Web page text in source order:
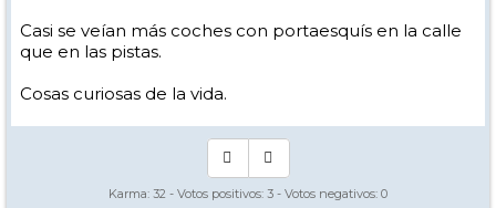
Casi se veían más coches con portaesquís en la calle
que en las pistas.
Cosas curiosas de la vida.
Karma: 32 - Votos positivos: 3 - Votos negativos: 0